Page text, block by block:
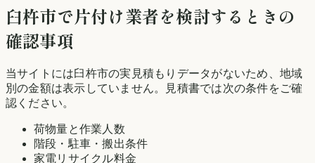
臼杵市で片付け業者を検討するときの
確認事項
当サイトには臼杵市の実見積もりデータがないため、地域
別の金額は表示していません。見積書では次の条件をご確
認ください。
荷物量と作業人数
階段・駐車・搬出条件
家電リサイクル料金